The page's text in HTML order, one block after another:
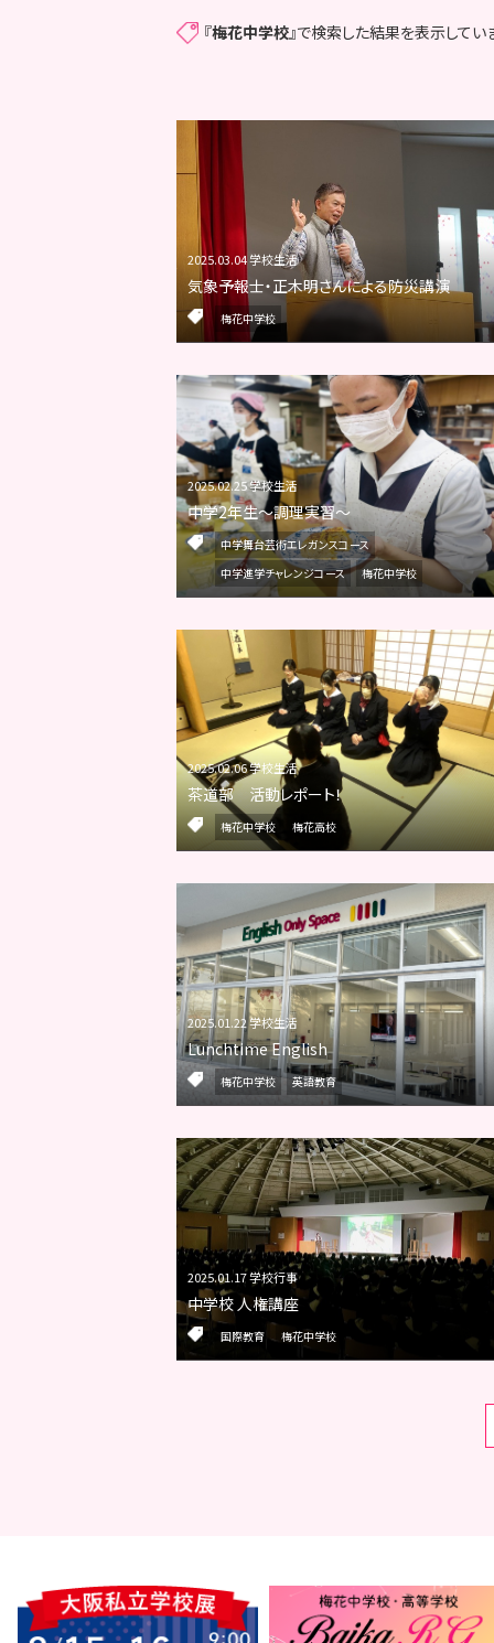
『梅花中学校』で検索した結果を表示してい
2025.03.04 学校生活
気象予報士・正木明さんによる防災講演
梅花中学校
2025.02.25 学校生活
中学2年生～調理実習～
中学舞台芸術エレガンスコース
中学進学チャレンジコース
梅花中学校
2025.02.06 学校生活
茶道部 活動レポート！
梅花中学校 梅花高校
2025.01.22 学校生活
Lunchtime English
梅花中学校 英語教育
2025.01.17 学校行事
中学校 人権講座
国際教育 梅花中学校